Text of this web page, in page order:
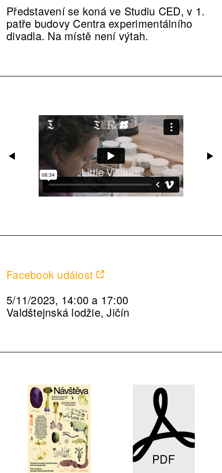
Představení se koná ve Studiu CED, v 1.
patře budovy Centra experimentálního
divadla. Na místě není výtah.
Facebook událost
5/11/2023, 14:00 a 17:00
Valdštejnská lodžie, Jičín
PDF